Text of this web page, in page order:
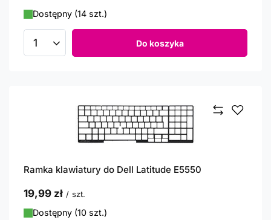
Dostępny (14 szt.)
Ilość produktów Do koszyka
Ramka klawiatury do Dell Latitude E5550
19,99 zł / szt.
Dostępny (10 szt.)